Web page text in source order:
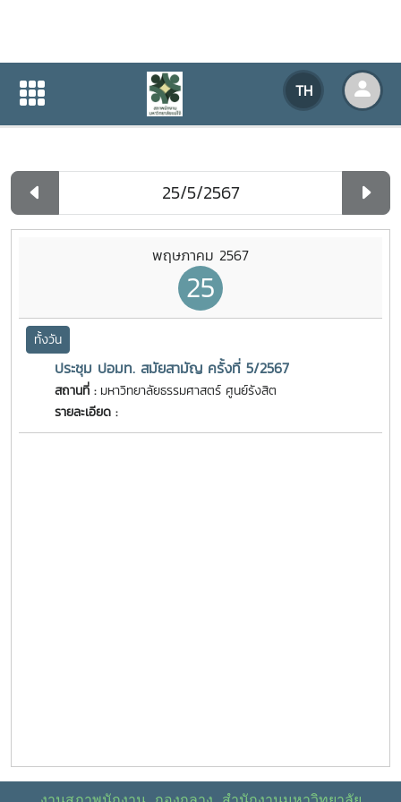
TH
ปฏิทินกิจกรรมของหน่วยงาน
ปฏิทินกิจกรรมของหน่วยงาน
พฤษภาคม 2567
25
ทั้งวัน
ประชุม ปอมท. สมัยสามัญ ครั้งที่ 5/2567
สถานที่ : มหาวิทยาลัยธรรมศาสตร์ ศูนย์รังสิต
รายละเอียด :